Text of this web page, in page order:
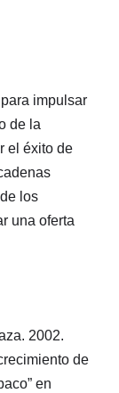
impulsar
de la
el éxito de
los
una oferta
2002.
de
en